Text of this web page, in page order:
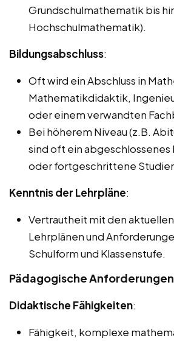
Grundschulmathematik bis
Hochschulmathematik).
Bildungsabschluss:
Oft wird ein Abschluss in
Mathematikdidaktik,
oder einem verwandten
Bei höherem Niveau (z.B.
sind oft ein abgeschlossenes
oder fortgeschrittene
Kenntnis der Lehrpläne:
Vertrautheit mit den
Lehrplänen und
Schulform und Klassenstufe.
Pädagogische
Didaktische Fähigkeiten:
Fähigkeit, komplexe